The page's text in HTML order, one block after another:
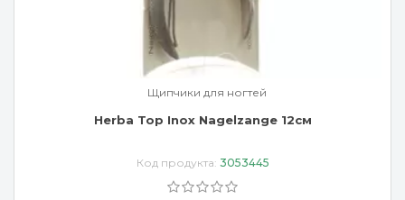
Щипчики для ногтей
Herba Top Inox Nagelzange 12см
Код продукта: 3053445